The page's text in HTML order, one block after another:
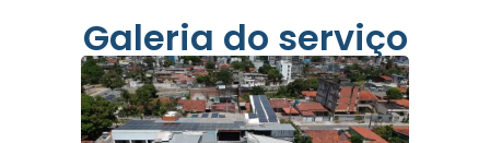
Galeria do serviço